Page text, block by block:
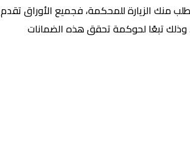
منك الزيارة للمحكمة، فجميع الأوراق تقدم
وذلك تبعًا لحوكمة تحقق هذه الضمانات